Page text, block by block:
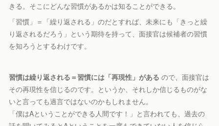
きる。そこにどんな習慣があるかは知ることができる。
「習慣」＝「繰り返される」のだとすれば、未来にも「きっと繰
り返されるだろう」という期待を持って、面接官は候補者の習慣
を知ろうとするわけです。
習慣は繰り返される＝習慣には「再現性」があるので、面接官は
その再現性を信じるのです。というか、それしか信じるものがな
いと言っても過言ではないのかもしれません。
「僕はAということができる人間です！」と言われても、過去の